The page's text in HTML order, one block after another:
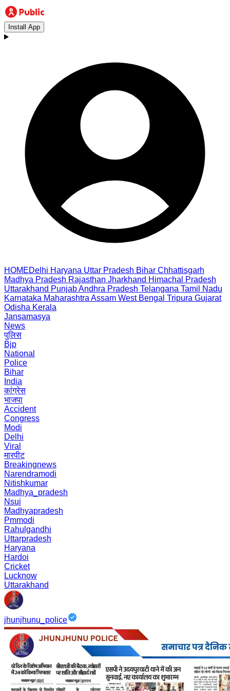
Install App
HOMEDelhi Haryana Uttar Pradesh Bihar Chhattisgarh
Madhya Pradesh Rajasthan Jharkhand Himachal Pradesh
Uttarakhand PunjabAndhra Pradesh Telangana Tamil Nadu
Karnataka Maharashtra Assam West Bengal Tripura Gujarat
Odisha Kerala
Jansamasya
News
पुलिस
Bjp
National
Police
Bihar
India
कांग्रेस
भाजपा
Accident
Congress
Modi
Delhi
Viral
मारपीट
Breakingnews
Narendramodi
Nitishkumar
Madhya_pradesh
Nsui
Madhyapradesh
Pmmodi
Rahulgandhi
Uttarpradesh
Haryana
Hardoi
Cricket
Lucknow
Uttarakhand
jhunjhunu_police